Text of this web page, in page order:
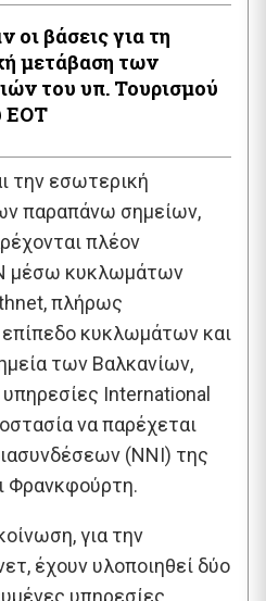
οι βάσεις για τη
μετάβαση των
του υπ. Τουρισμού
ΕΟΤ
την εσωτερική
παραπάνω σημείων,
πλέον
μέσω κυκλωμάτων
πλήρως
κυκλωμάτων και
των Βαλκανίων,
International
να παρέχεται
(NNI) της
Φρανκφούρτη.
για την
έχουν υλοποιηθεί δύο
υπηρεσίες